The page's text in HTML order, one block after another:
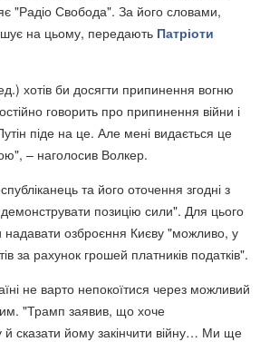
"Радіо Свобода". За його словами,
на цьому, передають Патріоти
хотів би досягти припинення вогню
говорить про припинення війни і
піде на це. Але мені видається це
– наголосив Волкер.
та його оточення згодні з
позицію сили". Для цього
надавати озброєння Києву "можливо, у
за рахунок грошей платників податків".
не варто непокоїтися через можливий
"Трамп заявив, що хоче
й сказати йому закінчити війну… Ми ще